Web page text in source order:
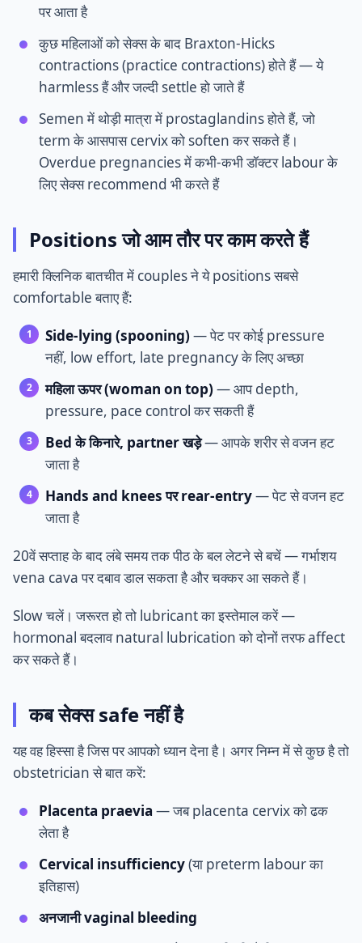
पर आता है
कुछ महिलाओं को सेक्स के बाद Braxton-Hicks
contractions (practice contractions) होते हैं — ये
harmless हैं और जल्दी settle हो जाते हैं
Semen में थोड़ी मात्रा में prostaglandins होते हैं, जो
term के आसपास cervix को soften कर सकते हैं।
Overdue pregnancies में कभी-कभी डॉक्टर labour के
लिए सेक्स recommend भी करते हैं
Positions जो आम तौर पर काम करते हैं
हमारी क्लिनिक बातचीत में couples ने ये positions सबसे
comfortable बताए हैं:
Side-lying (spooning)— पेट पर कोई pressure
नहीं, low effort, late pregnancy के लिए अच्छा
महिला ऊपर (woman on top)— आप depth,
pressure, pace control कर सकती हैं
Bed के किनारे, partner खड़े— आपके शरीर से वजन हट
जाता है
Hands and knees पर rear-entry— पेट से वजन हट
जाता है
20वें सप्ताह के बाद लंबे समय तक पीठ के बल लेटने से बचें — गर्भाशय
vena cava पर दबाव डाल सकता है और चक्कर आ सकते हैं।
Slow चलें। जरूरत हो तो lubricant का इस्तेमाल करें —
hormonal बदलाव natural lubrication को दोनों तरफ affect
कर सकते हैं।
कब सेक्स safe नहीं है
यह वह हिस्सा है जिस पर आपको ध्यान देना है। अगर निम्न में से कुछ है तो
obstetrician से बात करें:
Placenta praevia — जब placenta cervix को ढक
लेता है
Cervical insufficiency(या preterm labour का
इतिहास)
अनजानी vaginal bleeding